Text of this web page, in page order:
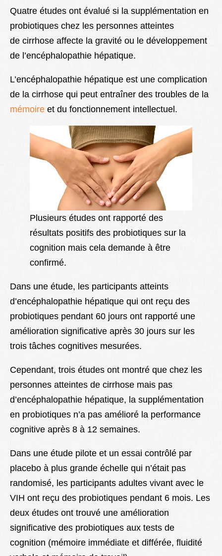
Quatre études ont évalué si la supplémentation en
probiotiques chez les personnes atteintes
de cirrhose affecte la gravité ou le développement
de l’encéphalopathie hépatique.
L’encéphalopathie hépatique est une complication
de la cirrhose qui peut entraîner des troubles de la
mémoire et du fonctionnement intellectuel.
Plusieurs études ont rapporté des
résultats positifs des probiotiques sur la
cognition mais cela demande à être
confirmé.
Dans une étude, les participants atteints
d’encéphalopathie hépatique qui ont reçu des
probiotiques pendant 60 jours ont rapporté une
amélioration significative après 30 jours sur les
trois tâches cognitives mesurées.
Cependant, trois études ont montré que chez les
personnes atteintes de cirrhose mais pas
d’encéphalopathie hépatique, la supplémentation
en probiotiques n’a pas amélioré la performance
cognitive après 8 à 12 semaines.
Dans une étude pilote et un essai contrôlé par
placebo à plus grande échelle qui n’était pas
randomisé, les participants adultes vivant avec le
VIH ont reçu des probiotiques pendant 6 mois. Les
deux études ont trouvé une amélioration
significative des probiotiques aux tests de
cognition (mémoire immédiate et différée, fluidité